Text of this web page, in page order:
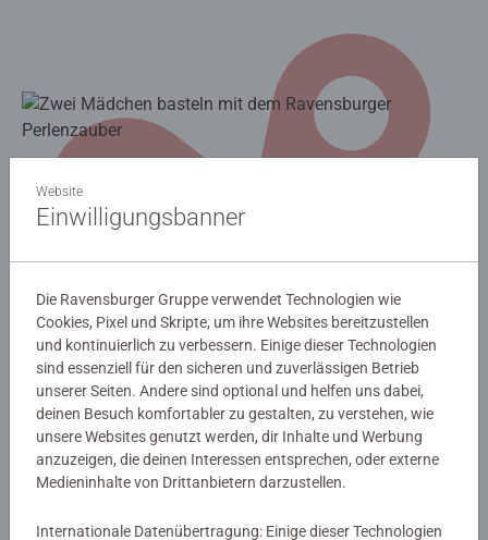
Website
Einwilligungsbanner
Die Ravensburger Gruppe verwendet Technologien wie
Cookies, Pixel und Skripte, um ihre Websites bereitzustellen
und kontinuierlich zu verbessern. Einige dieser Technologien
sind essenziell für den sicheren und zuverlässigen Betrieb
unserer Seiten. Andere sind optional und helfen uns dabei,
deinen Besuch komfortabler zu gestalten, zu verstehen, wie
unsere Websites genutzt werden, dir Inhalte und Werbung
anzuzeigen, die deinen Interessen entsprechen, oder externe
Medieninhalte von Drittanbietern darzustellen.
Internationale Datenübertragung: Einige dieser Technologien